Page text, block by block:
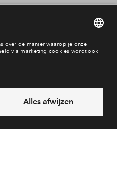
verkocht
In aanbouw /